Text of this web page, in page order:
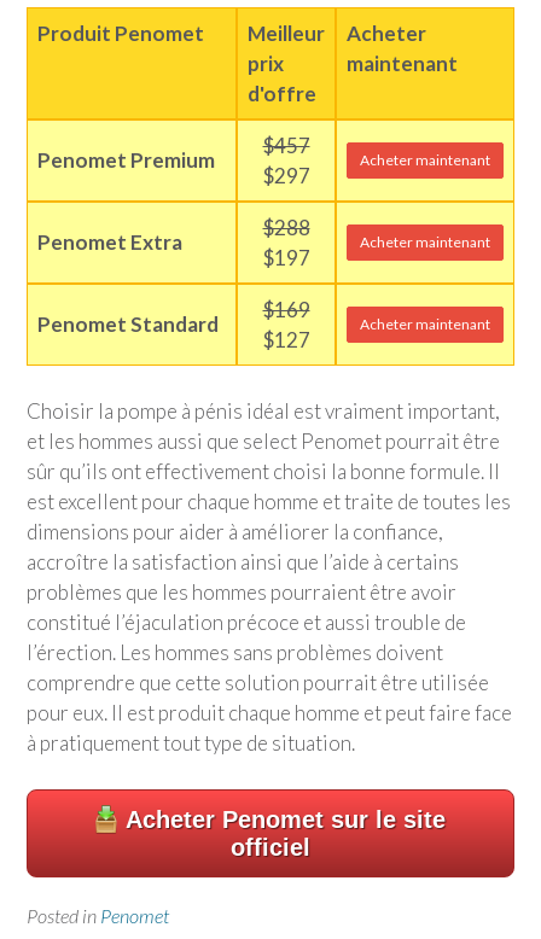
Produit Penomet
Meilleur
prix
d'offre
Acheter
maintenant
Penomet Premium
$457
$297
Acheter maintenant
Penomet Extra
$288
$197
Acheter maintenant
Penomet Standard
$169
$127
Acheter maintenant
Choisir la pompe à pénis idéal est vraiment important,
et les hommes aussi que select Penomet pourrait être
sûr qu’ils ont effectivement choisi la bonne formule. Il
est excellent pour chaque homme et traite de toutes les
dimensions pour aider à améliorer la confiance,
accroître la satisfaction ainsi que l’aide à certains
problèmes que les hommes pourraient être avoir
constitué l’éjaculation précoce et aussi trouble de
l’érection. Les hommes sans problèmes doivent
comprendre que cette solution pourrait être utilisée
pour eux. Il est produit chaque homme et peut faire face
à pratiquement tout type de situation.
Acheter Penomet sur le site
officiel
Posted in Penomet